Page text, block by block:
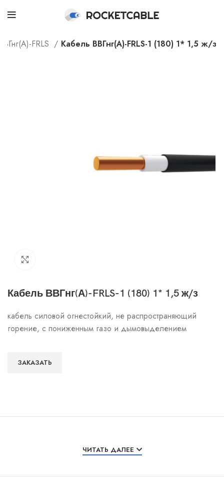
FRLS Кабель ВВГнг(А)-FRLS-1 (180) 1* 1,5 ж/з
Кабель ВВГнг(А)-FRLS-1 (180) 1* 1,5 ж/з
кабель силовой огнестойкий, не распространяющий
горение, с пониженным газо и дымовыделением
ЗАКАЗАТЬ
ЧИТАТЬ ДАЛЕЕ